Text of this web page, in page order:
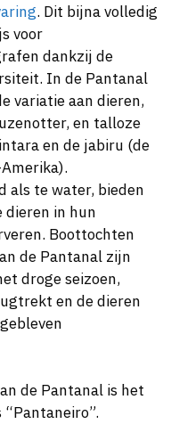
. Dit bijna volledig
voor
dankzij de
In de Pantanal
variatie aan dieren,
en talloze
en de jabiru (de
als te water, bieden
dieren in hun
Boottochten
de Pantanal zijn
droge seizoen,
en de dieren
de Pantanal is het